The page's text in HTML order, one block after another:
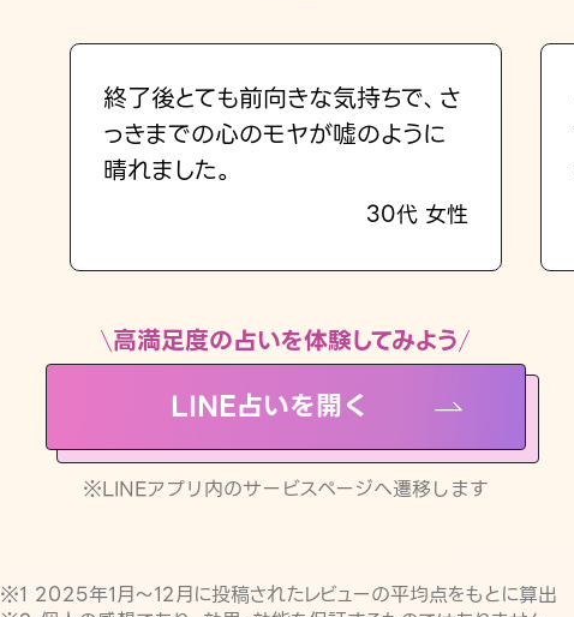
終了後とても前向きな気持ちで、さ
っきまでの心のモヤが嘘のように
晴れました。
30代 女性
高満足度の占いを体験してみよう
LINE占いを開く
※LINEアプリ内のサービスページへ遷移します
※1 2025年1月〜12月に投稿されたレビューの平均点をもとに算出